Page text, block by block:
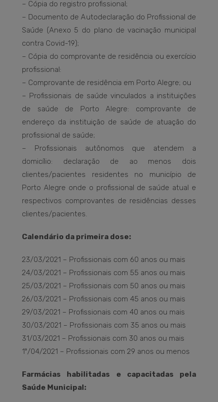
– Cópia do registro profissional;
– Documento de Autodeclaração do Profissional de
Saúde (Anexo 5 do plano de vacinação municipal
contra Covid-19);
– Cópia do comprovante de residência ou exercício
profissional:
– Comprovante de residência em Porto Alegre; ou
– Profissionais de saúde vinculados a instituições
de saúde de Porto Alegre: comprovante de
endereço da instituição de saúde de atuação do
profissional de saúde;
– Profissionais autônomos que atendem a
domicílio: declaração de ao menos dois
clientes/pacientes residentes no município de
Porto Alegre onde o profissional de saúde atual e
respectivos comprovantes de residências desses
clientes/pacientes.
Calendário da primeira dose:
23/03/2021 – Profissionais com 60 anos ou mais
24/03/2021 – Profissionais com 55 anos ou mais
25/03/2021 – Profissionais com 50 anos ou mais
26/03/2021 – Profissionais com 45 anos ou mais
29/03/2021 – Profissionais com 40 anos ou mais
30/03/2021 – Profissionais com 35 anos ou mais
31/03/2021 – Profissionais com 30 anos ou mais
1º/04/2021 – Profissionais com 29 anos ou menos
Farmácias habilitadas e capacitadas pela
Saúde Municipal: